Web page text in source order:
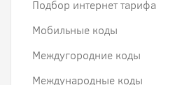
Подбор интернет тарифа
Мобильные коды
Междугородние коды
Международные коды